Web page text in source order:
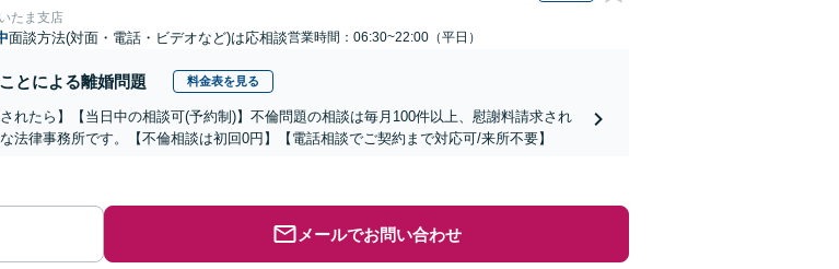
たま支店
面談方法(対面・電話・ビデオなど)は応相談営業時間：06:30~22:00（平日）
とによる離婚問題 料金表を見る
れたら】【当日中の相談可(予約制)】不倫問題の相談は毎月100件以上、慰謝料請求され
法律事務所です。【不倫相談は初回0円】【電話相談でご契約まで対応可/来所不要】
メールでお問い合わせ